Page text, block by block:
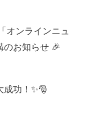
オンラインニュ
のお知らせ 🎉
功！✨🎅